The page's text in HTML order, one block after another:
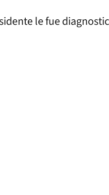
le fue